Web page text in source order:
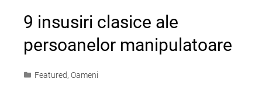
9 insusiri clasice ale
persoanelor manipulatoare
Featured, Oameni